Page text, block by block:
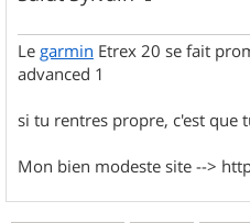
e
Le garmin Etrex 20 se fait
advanced 1
si tu rentres propre, c'est que
Mon bien modeste site -->